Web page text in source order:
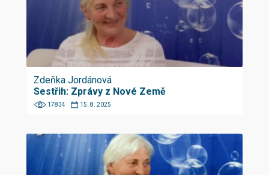
Zdeňka Jordánová
Sestřih: Zprávy z Nové Země
17834 15. 8. 2025